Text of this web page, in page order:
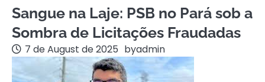
Sangue na Laje: PSB no Pará sob a
Sombra de Licitações Fraudadas
7 de August de 2025 byadmin